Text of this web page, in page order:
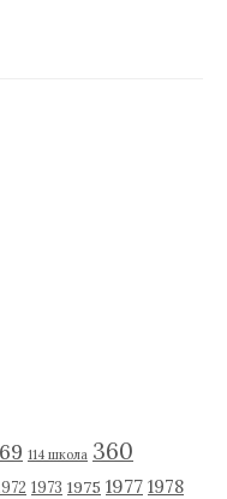
69 114 школа 360
1973 1975 1977 1978